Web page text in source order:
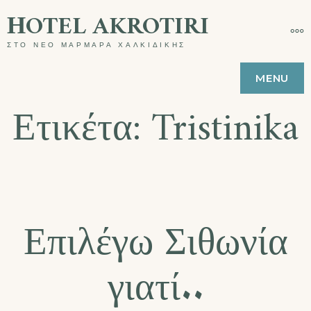
ΗOTEL AKROTIRI
ΣΤΟ ΝΕΟ ΜΑΡΜΑΡΑ ΧΑΛΚΙΔΙΚΗΣ
MENU
Ετικέτα:Tristinika
Επιλέγω Σιθωνία
γιατί..